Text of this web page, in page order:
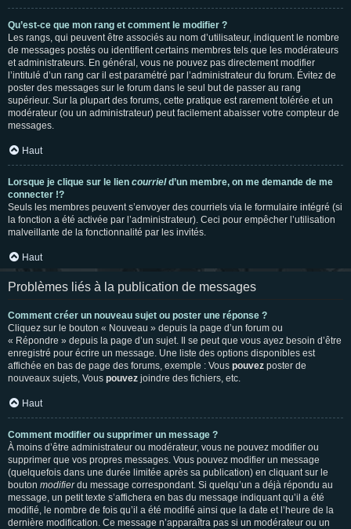
Qu’est-ce que mon rang et comment le modifier ?
Les rangs, qui peuvent être associés au nom d’utilisateur, indiquent le nombre
de messages postés ou identifient certains membres tels que les modérateurs
et administrateurs. En général, vous ne pouvez pas directement modifier
l’intitulé d’un rang car il est paramétré par l’administrateur du forum. Évitez de
poster des messages sur le forum dans le seul but de passer au rang
supérieur. Sur la plupart des forums, cette pratique est rarement tolérée et un
modérateur (ou un administrateur) peut facilement abaisser votre compteur de
messages.
Haut
Lorsque je clique sur le lien courrield’un membre, on me demande de me
connecter !?
Seuls les membres peuvent s’envoyer des courriels via le formulaire intégré (si
la fonction a été activée par l’administrateur). Ceci pour empêcher l’utilisation
malveillante de la fonctionnalité par les invités.
Haut
Problèmes liés à la publication de messages
Comment créer un nouveau sujet ou poster une réponse ?
Cliquez sur le bouton « Nouveau » depuis la page d’un forum ou
« Répondre » depuis la page d’un sujet. Il se peut que vous ayez besoin d’être
enregistré pour écrire un message. Une liste des options disponibles est
affichée en bas de page des forums, exemple : Vous pouvez poster de
nouveaux sujets, Vous pouvez joindre des fichiers, etc.
Haut
Comment modifier ou supprimer un message ?
À moins d’être administrateur ou modérateur, vous ne pouvez modifier ou
supprimer que vos propres messages. Vous pouvez modifier un message
(quelquefois dans une durée limitée après sa publication) en cliquant sur le
bouton modifierdu message correspondant. Si quelqu’un a déjà répondu au
message, un petit texte s’affichera en bas du message indiquant qu’il a été
modifié, le nombre de fois qu’il a été modifié ainsi que la date et l’heure de la
dernière modification. Ce message n’apparaîtra pas si un modérateur ou un